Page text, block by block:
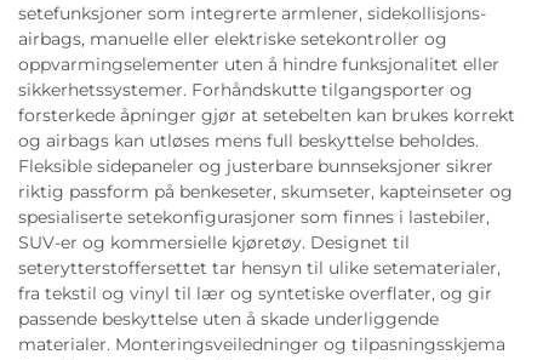
setefunksjoner som integrerte armlener, sidekollisjons-
airbags, manuelle eller elektriske setekontroller og
oppvarmingselementer uten å hindre funksjonalitet eller
sikkerhetssystemer. Forhåndskutte tilgangsporter og
forsterkede åpninger gjør at setebelten kan brukes korrekt
og airbags kan utløses mens full beskyttelse beholdes.
Fleksible sidepaneler og justerbare bunnseksjoner sikrer
riktig passform på benkeseter, skumseter, kapteinseter og
spesialiserte setekonfigurasjoner som finnes i lastebiler,
SUV-er og kommersielle kjøretøy. Designet til
seterytterstoffersettet tar hensyn til ulike setematerialer,
fra tekstil og vinyl til lær og syntetiske overflater, og gir
passende beskyttelse uten å skade underliggende
materialer. Monteringsveiledninger og tilpasningsskjema